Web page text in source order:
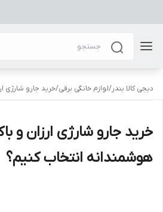
دیجی کالا بندر/لوازم خانگی برقی/خرید جارو شارژی
خرید جارو شارژی ارزان و
هوشمندانه انتخاب کنیم؟